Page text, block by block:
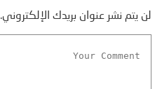
لن يتم نشر عنوان بريدك الإلكتروني.